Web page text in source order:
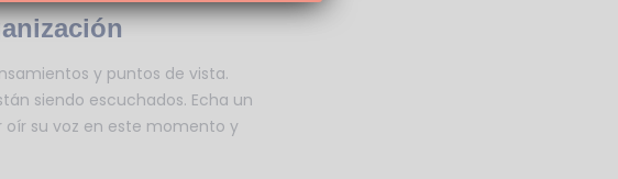
y puntos de vista.
siendo escuchados. Echa un
su voz en este momento y